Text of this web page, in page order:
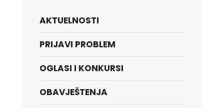
AKTUELNOSTI
PRIJAVI PROBLEM
OGLASI I KONKURSI
OBAVJEŠTENJA